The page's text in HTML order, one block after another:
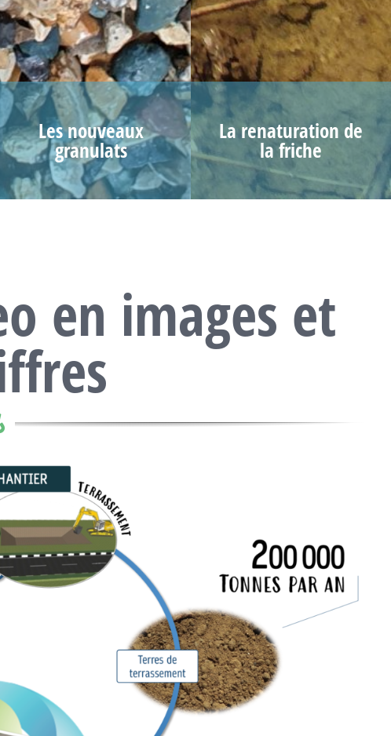
Les nouveaux
granulats
La renaturation de
la friche
en images et